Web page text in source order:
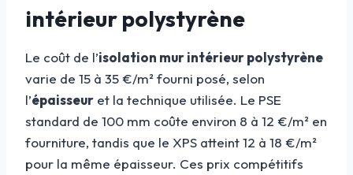
intérieur polystyrène
Le coût de l’isolation mur intérieur polystyrène
varie de 15 à 35 €/m² fourni posé, selon
l’épaisseur et la technique utilisée. Le PSE
standard de 100 mm coûte environ 8 à 12 €/m² en
fourniture, tandis que le XPS atteint 12 à 18 €/m²
pour la même épaisseur. Ces prix compétitifs